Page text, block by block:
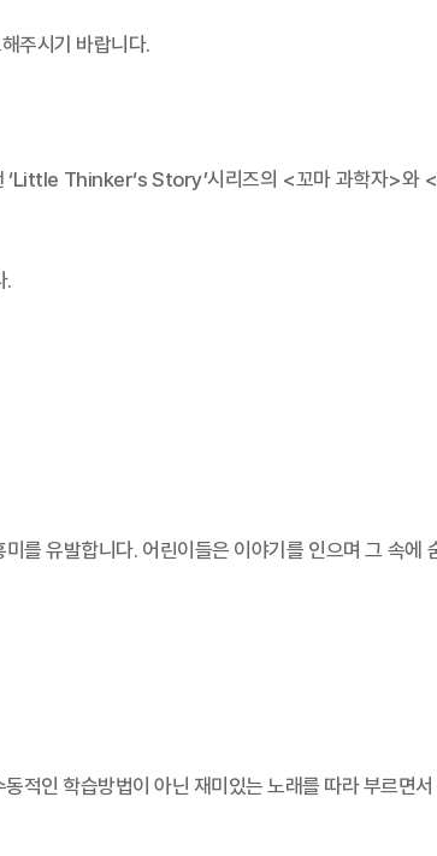
주시기 바랍니다.
‘Little Thinker‘s Story’시리즈의 <꼬마 과학자>와
.
유발합니다. 어린이들은 이야기를 인으며 그 속에
적인 학습방법이 아닌 재미있는 노래를 따라 부르면